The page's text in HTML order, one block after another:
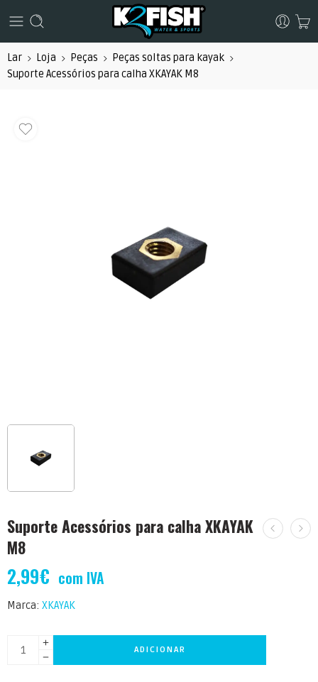
Lar Loja Peças
Peças soltas para kayak
Suporte Acessórios para calha XKAYAK M8
Suporte Acessórios para calha XKAYAK
M8
2,99€ com IVA
Marca: XKAYAK
ADICIONAR